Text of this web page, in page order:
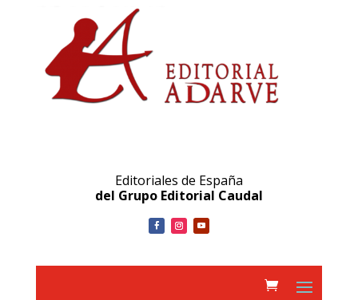
Editoriales de España
del Grupo Editorial Caudal